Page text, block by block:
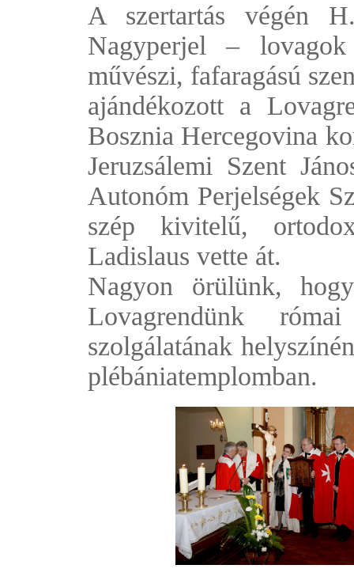
A szertartás végén
Nagyperjel –
művészi, fafaragású
ajándékozott a
Bosznia Hercegovina
Jeruzsálemi Szent
Autonóm Perjelségek
szép kivitelű,
Ladislaus vette át.
Nagyon örülünk,
Lovagrendünk
szolgálatának
plébániatemplomban.